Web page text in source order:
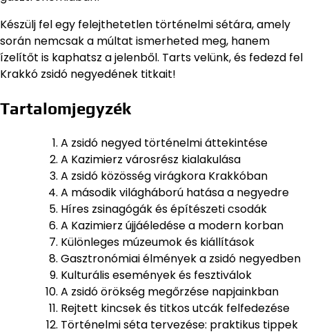
Készülj fel egy felejthetetlen történelmi sétára, amely
során nemcsak a múltat ismerheted meg, hanem
ízelítőt is kaphatsz a jelenből. Tarts velünk, és fedezd fel
Krakkó zsidó negyedének titkait!
Tartalomjegyzék
A zsidó negyed történelmi áttekintése
A Kazimierz városrész kialakulása
A zsidó közösség virágkora Krakkóban
A második világháború hatása a negyedre
Híres zsinagógák és építészeti csodák
A Kazimierz újjáéledése a modern korban
Különleges múzeumok és kiállítások
Gasztronómiai élmények a zsidó negyedben
Kulturális események és fesztiválok
A zsidó örökség megőrzése napjainkban
Rejtett kincsek és titkos utcák felfedezése
Történelmi séta tervezése: praktikus tippek